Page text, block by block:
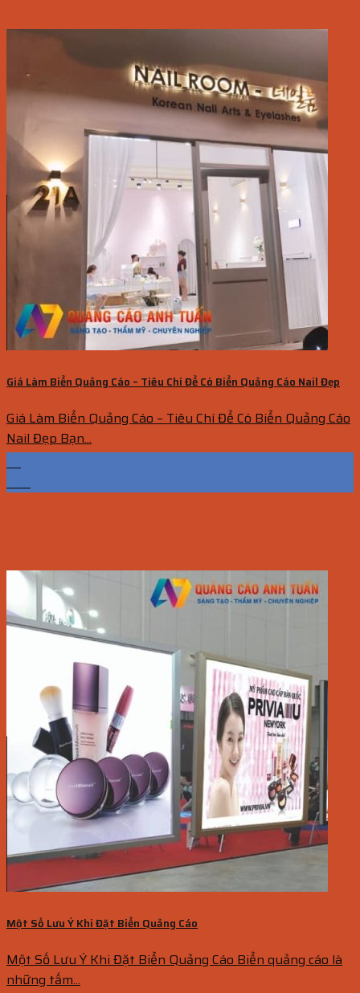
Giá Làm Biển Quảng Cáo – Tiêu Chí Để Có Biển Quảng Cáo Nail Đẹp
Giá Làm Biển Quảng Cáo – Tiêu Chí Để Có Biển Quảng Cáo
Nail Đẹp Bạn...
Một Số Lưu Ý Khi Đặt Biển Quảng Cáo
Một Số Lưu Ý Khi Đặt Biển Quảng Cáo Biển quảng cáo là
những tấm...